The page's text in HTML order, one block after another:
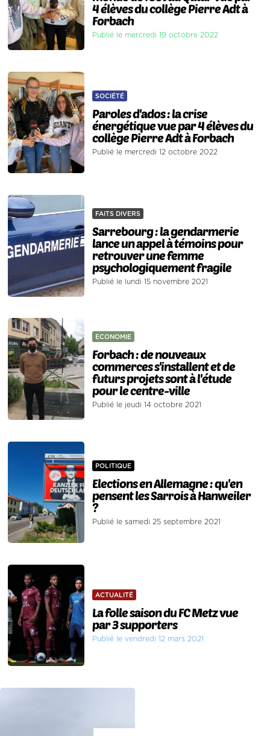
4 élèves du collège Pierre Adt à
Forbach
Publié le mercredi 19 octobre 2022
SOCIÉTÉ
Paroles d'ados : la crise
énergétique vue par 4 élèves du
collège Pierre Adt à Forbach
Publié le mercredi 12 octobre 2022
FAITS DIVERS
Sarrebourg : la gendarmerie
lance un appel à témoins pour
retrouver une femme
psychologiquement fragile
Publié le lundi 15 novembre 2021
ECONOMIE
Forbach : de nouveaux
commerces s'installent et de
futurs projets sont à l'étude
pour le centre-ville
Publié le jeudi 14 octobre 2021
POLITIQUE
Elections en Allemagne : qu'en
pensent les Sarrois à Hanweiler
?
Publié le samedi 25 septembre 2021
ACTUALITÉ
La folle saison du FC Metz vue
par 3 supporters
Publié le vendredi 12 mars 2021